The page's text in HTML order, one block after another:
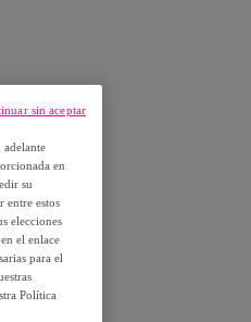
adelante
en
su
entre estos
elecciones
el enlace
para el
Política
sin aceptar